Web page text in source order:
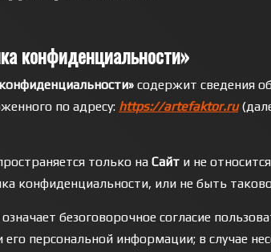
конфиденциальности»
содержит сведения
по адресу: https://artefaktor.ru
только на Сайт и не
конфиденциальности, или не быть
означает безоговорочное согласие
персональной информации; в случае